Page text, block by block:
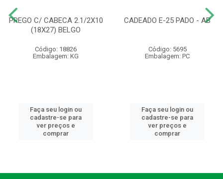
PREGO C/ CABECA 2.1/2X10
(18X27) BELGO
Código: 18826
Embalagem: KG
Faça seu login ou
cadastre-se para
ver preços e
comprar
CADEADO E-25 PADO - AB
Código: 5695
Embalagem: PC
Faça seu login ou
cadastre-se para
ver preços e
comprar